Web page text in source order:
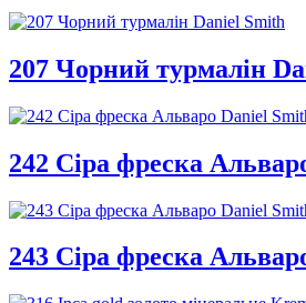
207 Чорний турмалін
242 Сіра фреска
243 Сіра фреска